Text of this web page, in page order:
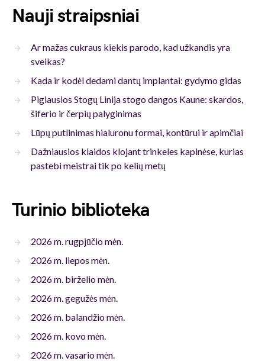
Nauji straipsniai
Ar mažas cukraus kiekis parodo, kad užkandis yra
sveikas?
Kada ir kodėl dedami dantų implantai: gydymo gidas
Pigiausios Stogų Linija stogo dangos Kaune: skardos,
šiferio ir čerpių palyginimas
Lūpų putlinimas hialuronu formai, kontūrui ir apimčiai
Dažniausios klaidos klojant trinkeles kapinėse, kurias
pastebi meistrai tik po kelių metų
Turinio biblioteka
2026 m. rugpjūčio mėn.
2026 m. liepos mėn.
2026 m. birželio mėn.
2026 m. gegužės mėn.
2026 m. balandžio mėn.
2026 m. kovo mėn.
2026 m. vasario mėn.